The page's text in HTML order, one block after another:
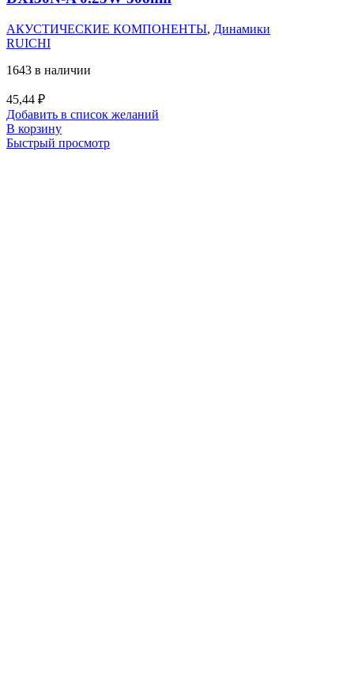
АКУСТИЧЕСКИЕ КОМПОНЕНТЫ, Динамики
RUICHI
1643 в наличии
45,44 ₽
Добавить в список желаний
В корзину
Быстрый просмотр